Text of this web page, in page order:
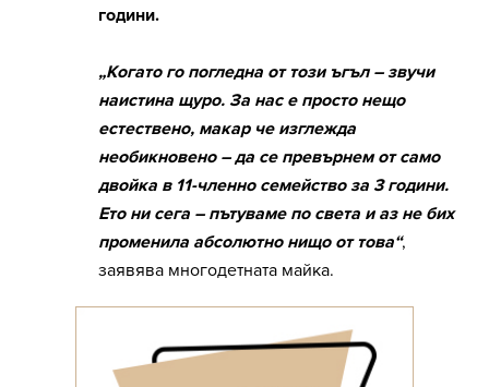
години.
„Когато го погледна от този ъгъл – звучи
наистина щуро. За нас е просто нещо
естествено, макар че изглежда
необикновено – да се превърнем от само
двойка в 11-членно семейство за 3 години.
Ето ни сега – пътуваме по света и аз не бих
променила абсолютно нищо от това“,
заявява многодетната майка.